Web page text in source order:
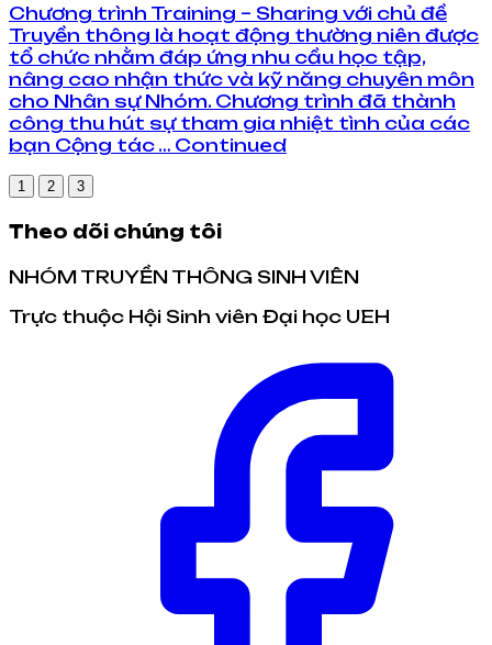
Chương trình Training – Sharing với chủ đề
Truyền thông là hoạt động thường niên được
tổ chức nhằm đáp ứng nhu cầu học tập,
nâng cao nhận thức và kỹ năng chuyên môn
cho Nhân sự Nhóm. Chương trình đã thành
công thu hút sự tham gia nhiệt tình của các
bạn Cộng tác … Continued
1 2 3
Theo dõi chúng tôi
NHÓM TRUYỀN THÔNG SINH VIÊN
Trực thuộc Hội Sinh viên Đại học UEH